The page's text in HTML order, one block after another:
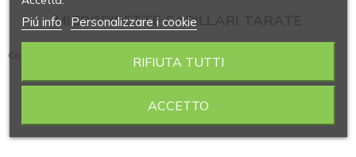
MICROPIPETTE CAPILLARI TARATE
Contiene 8 articoli
Piú info Personalizzare i cookie
RIFIUTA TUTTI
ACCETTO